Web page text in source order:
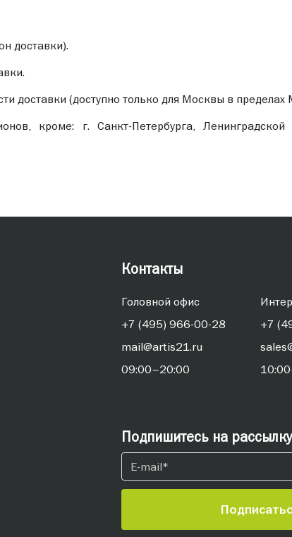
доставки).
доставки (доступно только для Москвы в
кроме: г. Санкт-Петербурга, Ленинградской
Контакты
Головной офис
+7 (495) 966-00-28
mail@artis21.ru
09:00–20:00
+7
Подпишитесь на рассылку